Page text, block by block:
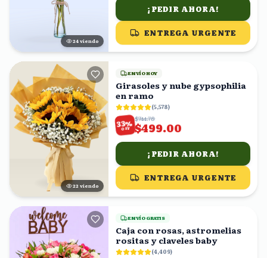
24 viendo
¡PEDIR AHORA!
ENTREGA URGENTE
22 viendo
ENVÍO HOY
Girasoles y nube gypsophilia
en ramo
(5,578)
33%
OFF
$744.78
$499.00
¡PEDIR AHORA!
ENTREGA URGENTE
ENVÍO GRATIS
Caja con rosas, astromelias
rositas y claveles baby
(4,409)